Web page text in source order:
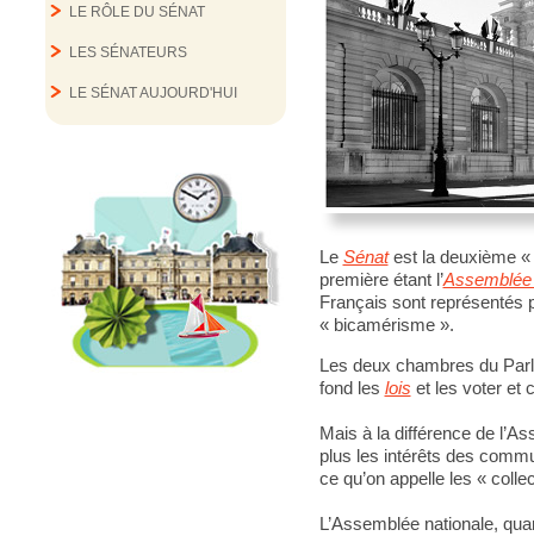
LE RÔLE DU SÉNAT
LES SÉNATEURS
LE SÉNAT AUJOURD'HUI
Le Sénatest la deuxième «
première étant l’Assemblée
Français sont représentés
« bicamérisme ».
Les deux chambres du
fond les lois et les voter et
Mais à la différence de
plus les intérêts des
ce qu’on appelle les «
L’Assemblée nationale,